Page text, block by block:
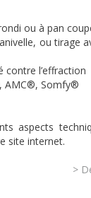
ou à pan
ou tirage
contre l’effraction
AMC®, Somfy®
aspects
site internet.
>